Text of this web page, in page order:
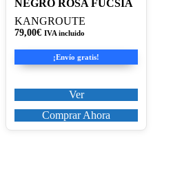
NEGRO ROSA FUCSIA
KANGROUTE
79,00€ IVA incluido
¡Envío gratis!
Ver
se
pueden
elegir
en
página
Comprar Ahora